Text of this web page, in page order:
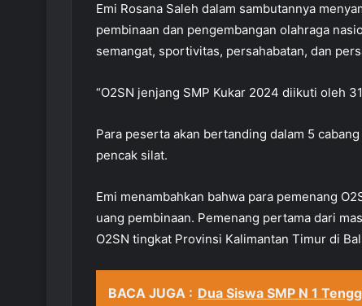
Emi Rosana Saleh dalam sambutannya
pembinaan dan pengembangan olahraga
semangat, sportivitas, persahabatan, dan
“O2SN jenjang SMP Kukar 2024 diikuti oleh
Para peserta akan bertanding dalam 5
pencak silat.
Emi menambahkan bahwa para pemenang
uang pembinaan. Pemenang pertama dari
O2SN tingkat Provinsi Kalimantan Timur di
BACA JUGA : Dua Siswa SMP N 1